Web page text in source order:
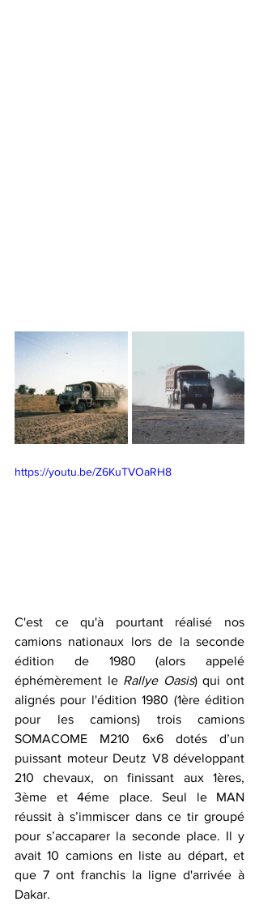
https://youtu.be/Z6KuTVOaRH8
C'est ce qu'à pourtant réalisé nos
camions nationaux lors de la seconde
édition de 1980 (alors appelé
éphémèrement le Rallye Oasis) qui ont
alignés pour l'édition 1980 (1ère édition
pour les camions) trois camions
SOMACOME M210 6x6 dotés d’un
puissant moteur Deutz V8 développant
210 chevaux, on finissant aux 1ères,
3ème et 4éme place. Seul le MAN
réussit à s’immiscer dans ce tir groupé
pour s’accaparer la seconde place. Il y
avait 10 camions en liste au départ, et
que 7 ont franchis la ligne d'arrivée à
Dakar.